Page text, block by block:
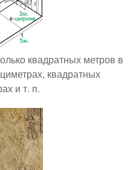
квадратных метров в
квадратных
и т. п.